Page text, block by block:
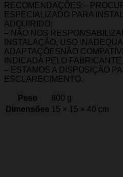
RECOMENDAÇÕES:–
ESPECIALIZADO PARA
ADQUIRIDO;
– NÃO NOS
INSTALAÇÃO, USO
ADAPTAÇÕESNÃO
INDICADA PELO FABRICANTE.
– ESTAMOS A DISPOSIÇÃO
ESCLARECIMENTO.
Peso
800 g
Dimensões 15 × 15 × 40 cm